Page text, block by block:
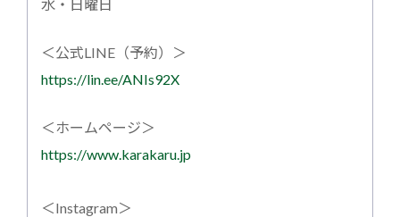
水・日曜日
＜公式LINE（予約）＞
https://lin.ee/ANIs92X
＜ホームページ＞
https://www.karakaru.jp
＜Instagram＞